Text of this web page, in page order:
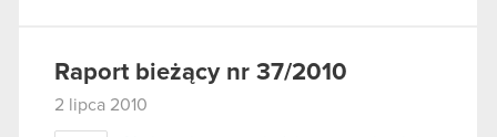
Raport bieżący nr 37/2010
2 lipca 2010